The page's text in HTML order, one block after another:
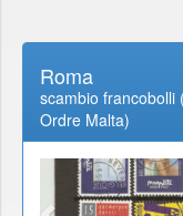
Roma
scambio francobolli
Ordre Malta)